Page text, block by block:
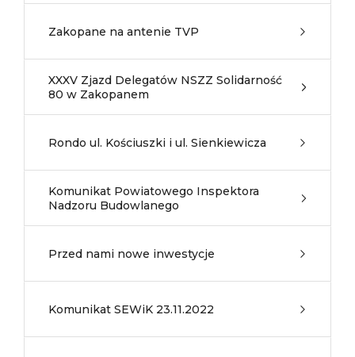
Zakopane na antenie TVP
XXXV Zjazd Delegatów NSZZ Solidarność
80 w Zakopanem
Rondo ul. Kościuszki i ul. Sienkiewicza
Komunikat Powiatowego Inspektora
Nadzoru Budowlanego
Przed nami nowe inwestycje
Komunikat SEWiK 23.11.2022